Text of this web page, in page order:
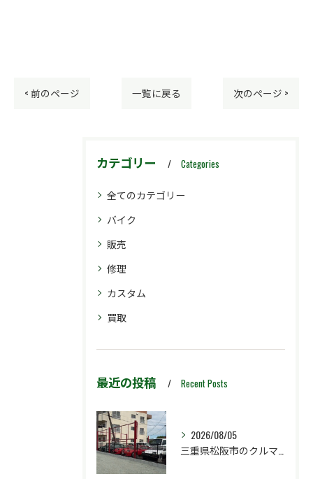
< 前のページ 一覧に戻る 次のページ >
カテゴリー Categories
全てのカテゴリー
バイク
販売
修理
カスタム
買取
最近の投稿 Recent Posts
2026/08/05
三重県松阪市のクルマ販売店マーヴェリックカーズです‼️